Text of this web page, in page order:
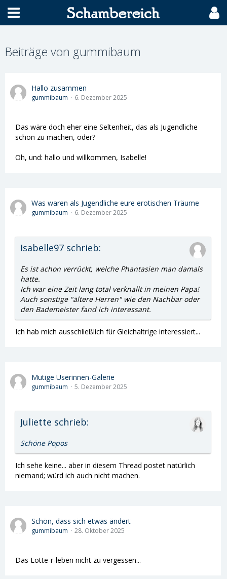
Beiträge von gummibaum
Hallo zusammen
gummibaum 6. Dezember 2025
Das wäre doch eher eine Seltenheit, das als Jugendliche
schon zu machen, oder?
Oh, und: hallo und willkommen, Isabelle!
Was waren als Jugendliche eure erotischen Träume
gummibaum 6. Dezember 2025
Isabelle97 schrieb:
Es ist achon verrückt, welche Phantasien man damals
hatte.
Ich war eine Zeit lang total verknallt in meinen Papa!
Auch sonstige "ältere Herren" wie den Nachbar oder
den Bademeister fand ich interessant.
Ich hab mich ausschließlich für Gleichaltrige interessiert...
Mutige Userinnen-Galerie
gummibaum 5. Dezember 2025
Juliette schrieb:
Schöne Popos
Ich sehe keine... aber in diesem Thread postet natürlich
niemand; würd ich auch nicht machen.
Schön, dass sich etwas ändert
gummibaum 28. Oktober 2025
Das Lotte-r-leben nicht zu vergessen...